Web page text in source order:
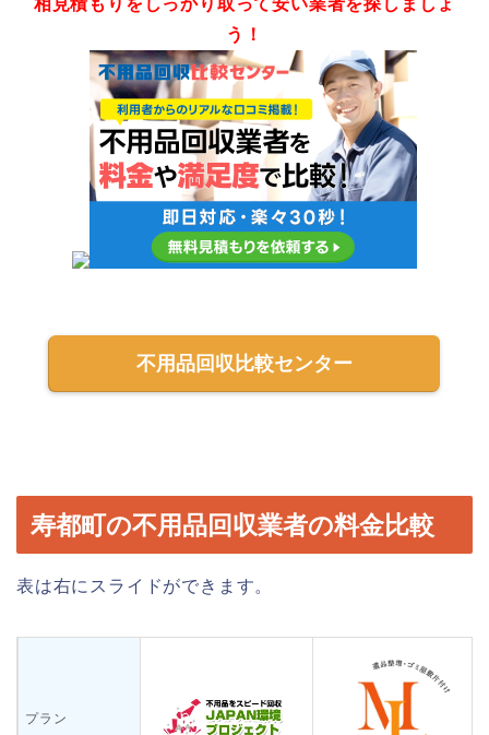
クレセール北海道 ー
う！
不用品回収比較センター
寿都町の不用品回収業者の料金比較
表は右にスライドができます。
プラン